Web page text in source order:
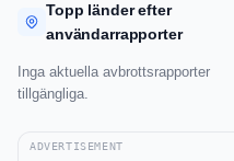
Topp länder efter
användarrapporter
Inga aktuella avbrottsrapporter
tillgängliga.
ADVERTISEMENT